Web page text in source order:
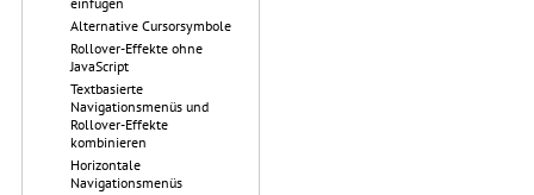
Alternative Cursorsymbole
Rollover-Effekte ohne
JavaScript
Textbasierte
Navigationsmenüs und
Rollover-Effekte
kombinieren
Horizontale
Navigationsmenüs